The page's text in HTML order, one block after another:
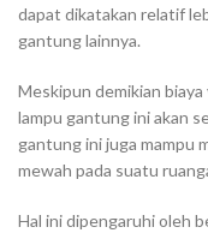
dapat dikatakan relatif
gantung lainnya.
Meskipun demikian
lampu gantung ini akan
gantung ini juga mampu
mewah pada suatu
Hal ini dipengaruhi oleh